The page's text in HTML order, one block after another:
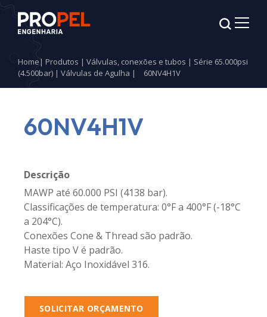
Home| Produtos | Válvulas, conexões e tubos | Série 65.000psi
(4.500bar) | Válvulas de Agulha | 60NV4H1V
60NV4H1V
Descrição
MAWP até 60.000 PSI (4138 bar).
Classificações de temperatura: 0°F a 400°F (-18°C
a 204°C).
Conexões Cone & Thread são padrão.
Haste tipo V é padrão.
Material: Aço Inoxidável 316.
SOLICITAR ORÇAMENTO